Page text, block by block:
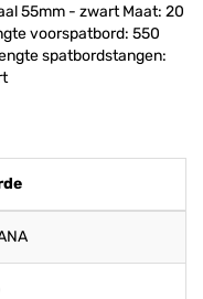
55mm - zwart Maat: 20
voorspatbord: 550
spatbordstangen: